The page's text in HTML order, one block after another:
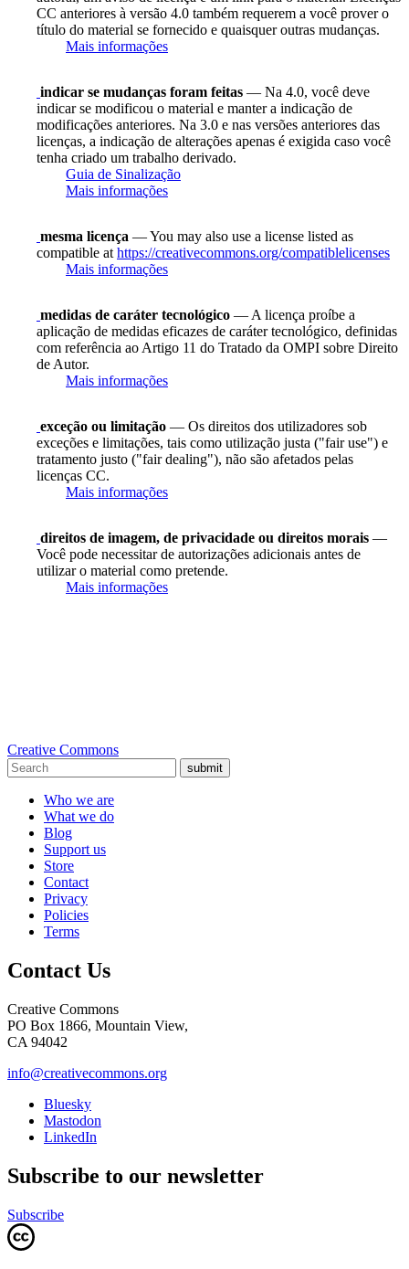
CC anteriores à versão 4.0 também requerem a você prover o
título do material se fornecido e quaisquer outras mudanças.
Mais informações
indicar se mudanças foram feitas — Na 4.0, você deve
indicar se modificou o material e manter a indicação de
modificações anteriores. Na 3.0 e nas versões anteriores das
licenças, a indicação de alterações apenas é exigida caso você
tenha criado um trabalho derivado.
Guia de Sinalização
Mais informações
mesma licença — You may also use a license listed as
compatible at https://creativecommons.org/compatiblelicenses
Mais informações
medidas de caráter tecnológico — A licença proíbe a
aplicação de medidas eficazes de caráter tecnológico, definidas
com referência ao Artigo 11 do Tratado da OMPI sobre Direito
de Autor.
Mais informações
exceção ou limitação — Os direitos dos utilizadores sob
exceções e limitações, tais como utilização justa ("fair use") e
tratamento justo ("fair dealing"), não são afetados pelas
licenças CC.
Mais informações
direitos de imagem, de privacidade ou direitos morais —
Você pode necessitar de autorizações adicionais antes de
utilizar o material como pretende.
Mais informações
Creative Commons
submit
Who we are
What we do
Blog
Support us
Store
Contact
Privacy
Policies
Terms
Contact Us
Creative Commons
PO Box 1866, Mountain View,
CA 94042
info@creativecommons.org
Bluesky
Mastodon
LinkedIn
Subscribe to our newsletter
Subscribe